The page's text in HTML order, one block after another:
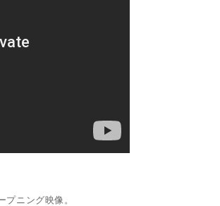
ニング映像。